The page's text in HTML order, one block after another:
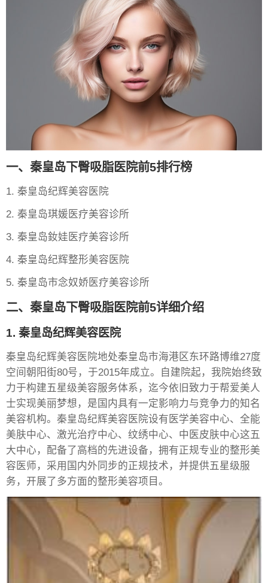
一、秦皇岛下臀吸脂医院前5排行榜
1. 秦皇岛纪辉美容医院
2. 秦皇岛琪媛医疗美容诊所
3. 秦皇岛釹娃医疗美容诊所
4. 秦皇岛纪辉整形美容医院
5. 秦皇岛市念奴娇医疗美容诊所
二、秦皇岛下臀吸脂医院前5详细介绍
1. 秦皇岛纪辉美容医院
秦皇岛纪辉美容医院地处秦皇岛市海港区东环路博维27度
空间朝阳街80号，于2015年成立。自建院起，我院始终致
力于构建五星级美容服务体系，迄今依旧致力于帮爱美人
士实现美丽梦想，是国内具有一定影响力与竞争力的知名
美容机构。秦皇岛纪辉美容医院设有医学美容中心、全能
美肤中心、激光治疗中心、纹绣中心、中医皮肤中心这五
大中心，配备了高档的先进设备，拥有正规专业的整形美
容医师，采用国内外同步的正规技术，并提供五星级服
务，开展了多方面的整形美容项目。